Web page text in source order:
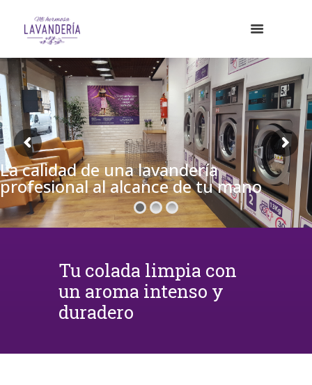
La calidad de una lavandería
profesional al alcance de tu mano
Tu colada limpia con
un aroma intenso y
duradero